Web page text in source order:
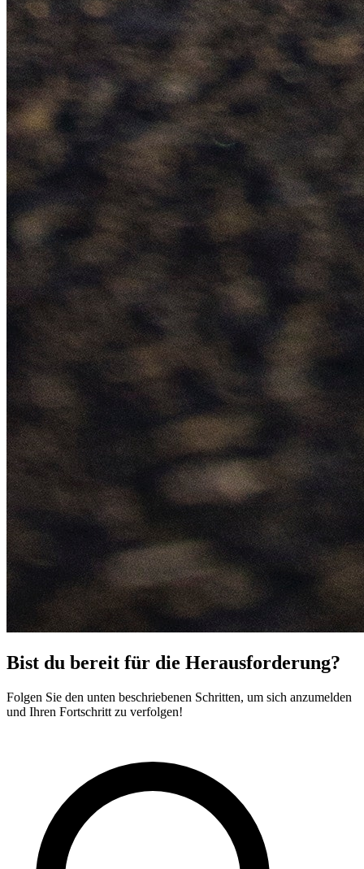
Bist du bereit für die Herausforderung?
Folgen Sie den unten beschriebenen Schritten, um sich anzumelden
und Ihren Fortschritt zu verfolgen!